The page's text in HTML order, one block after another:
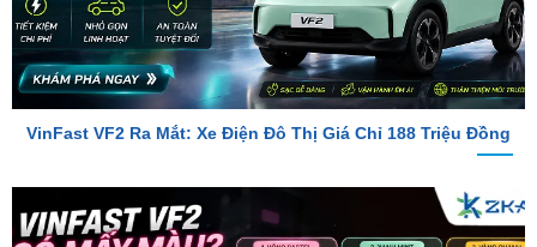
VinFast VF2 Ra Mắt: Xe Điện Đô Thị Giá Chỉ 188 Triệu Đồng